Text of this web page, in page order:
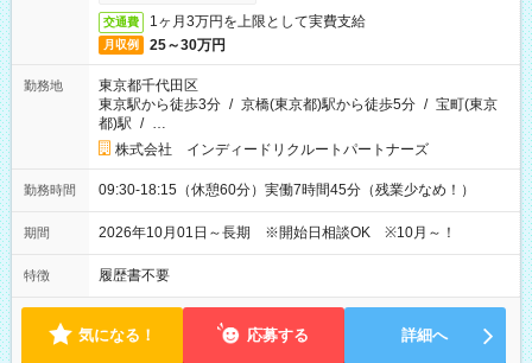
交通費 1ヶ月3万円を上限として実費支給
月収例 25～30万円
勤務地
東京都千代田区
東京駅から徒歩3分 / 京橋(東京都)駅から徒歩5分 / 宝町(東京
都)駅 / …
株式会社 インディードリクルートパートナーズ
勤務時間 09:30-18:15（休憩60分）実働7時間45分（残業少なめ！）
期間 2026年10月01日～長期 ※開始日相談OK ※10月～！
特徴 履歴書不要
気になる！ 応募する 詳細へ